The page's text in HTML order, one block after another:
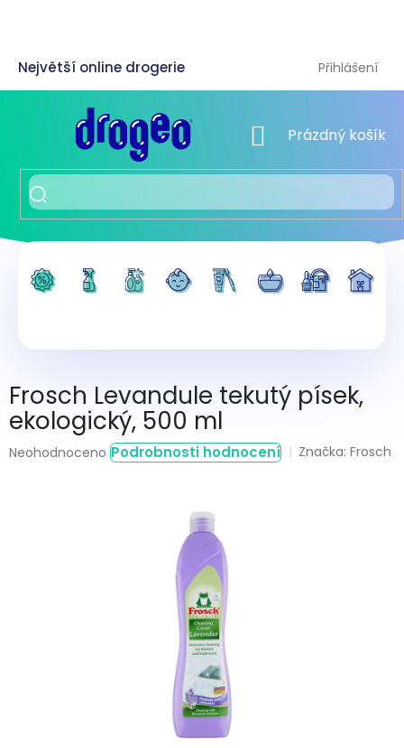
Přihlášení
NÁKUPNÍ KOŠÍK
Prázdný košík
Frosch Levandule tekutý písek,
ekologický, 500 ml
Průměrné
Neohodnoceno Podrobnosti hodnocení Značka:Frosch